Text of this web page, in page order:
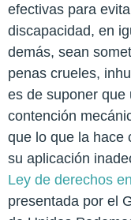
efectivas para
discapacidad, en
demás, sean
penas crueles,
es de suponer que
contención
que lo que la hace
su aplicación
Ley de derechos
presentada por el